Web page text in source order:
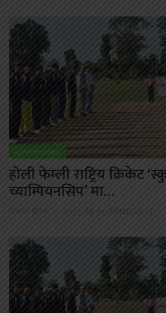
FLASH HEADING
होली फेम्ली राष्ट्रिय क्रिकेट
च्याम्पियनसिप’ मा…
विकल्प दैनिक २०८३ जेष्ठ ३०, शनिबार २३:२१